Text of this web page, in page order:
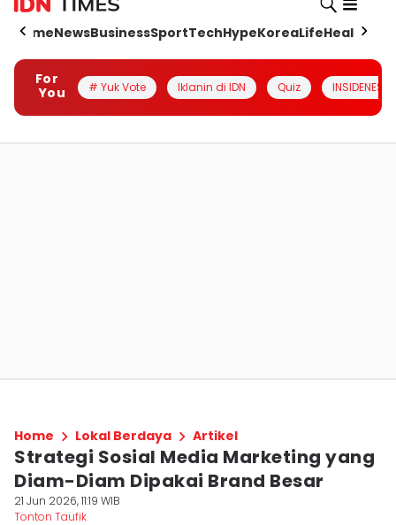
HomeNewsBusinessSportTechHypeKoreaLifeHealth
For
You
# Yuk Vote Iklanin di IDN Quiz INSIDENESIA
Home Lokal Berdaya Artikel
Strategi Sosial Media Marketing yang
Diam-Diam Dipakai Brand Besar
21 Jun 2026, 11:19 WIB
Tonton Taufik